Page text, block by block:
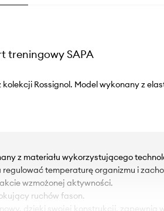
treningowy SAPA
Rossignol. Model wykonany z
z materiału wykorzystującego
temperaturę organizmu i
wzmożonej aktywności.
ruchów fason.
dzięki swojej konstrukcji, zapewnia